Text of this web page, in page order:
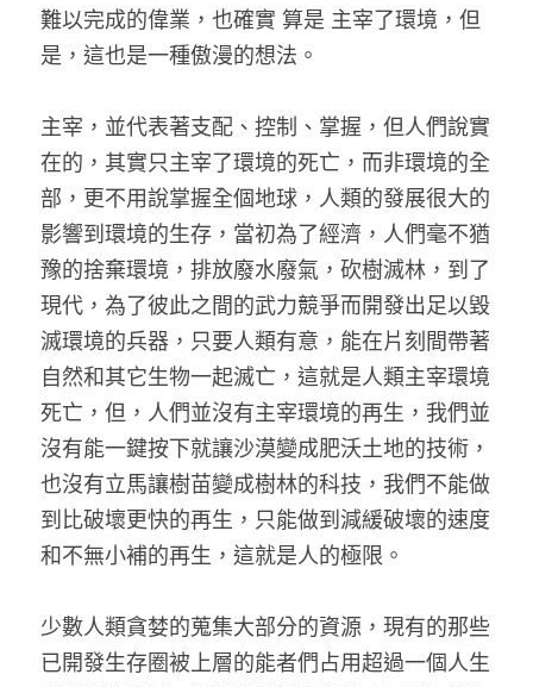
難以完成的偉業，也確實 算是 主宰了環境，但
是，這也是一種傲漫的想法。
主宰，並代表著支配、控制、掌握，但人們說實
在的，其實只主宰了環境的死亡，而非環境的全
部，更不用說掌握全個地球，人類的發展很大的
影響到環境的生存，當初為了經濟，人們毫不猶
豫的捨棄環境，排放廢水廢氣，砍樹滅林，到了
現代，為了彼此之間的武力競爭而開發出足以毀
滅環境的兵器，只要人類有意，能在片刻間帶著
自然和其它生物一起滅亡，這就是人類主宰環境
死亡，但，人們並沒有主宰環境的再生，我們並
沒有能一鍵按下就讓沙漠變成肥沃土地的技術，
也沒有立馬讓樹苗變成樹林的科技，我們不能做
到比破壞更快的再生，只能做到減緩破壞的速度
和不無小補的再生，這就是人的極限。
少數人類貪婪的蒐集大部分的資源，現有的那些
已開發生存圈被上層的能者們占用超過一個人生